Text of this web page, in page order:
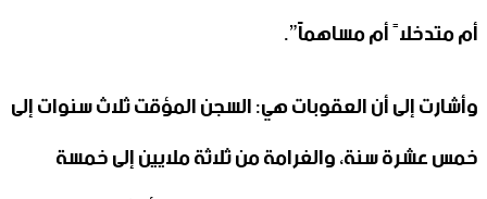
أم متدخلاً أم مساهماً”.
وأشارت إلى أن العقوبات هي: السجن المؤقت ثلاث سنوات إلى
خمس عشرة سنة، والغرامة من ثلاثة ملايين إلى خمسة